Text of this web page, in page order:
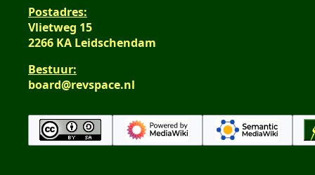
Postadres:
Vlietweg 15
2266 KA Leidschendam
Bestuur:
board@revspace.nl